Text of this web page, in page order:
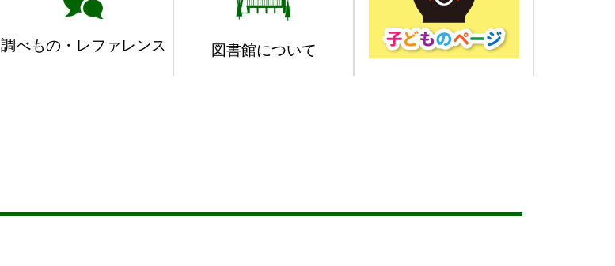
調べもの・レファレンス 図書館について